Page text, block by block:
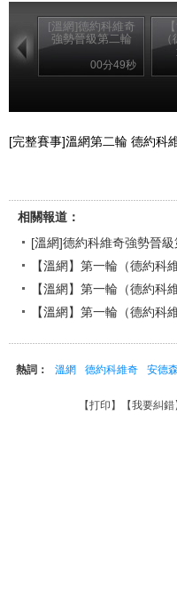
[溫網]德約科維奇
強勢晉級第二輪
00分49秒
[完整賽事]溫網第二輪 德約科
相關報道：
[溫網]德約科維奇強勢晉級
【溫網】第一輪（德約科
【溫網】第一輪（德約科
【溫網】第一輪（德約科
熱詞： 溫網 德約科維奇 安德
【打印 】【我要糾錯